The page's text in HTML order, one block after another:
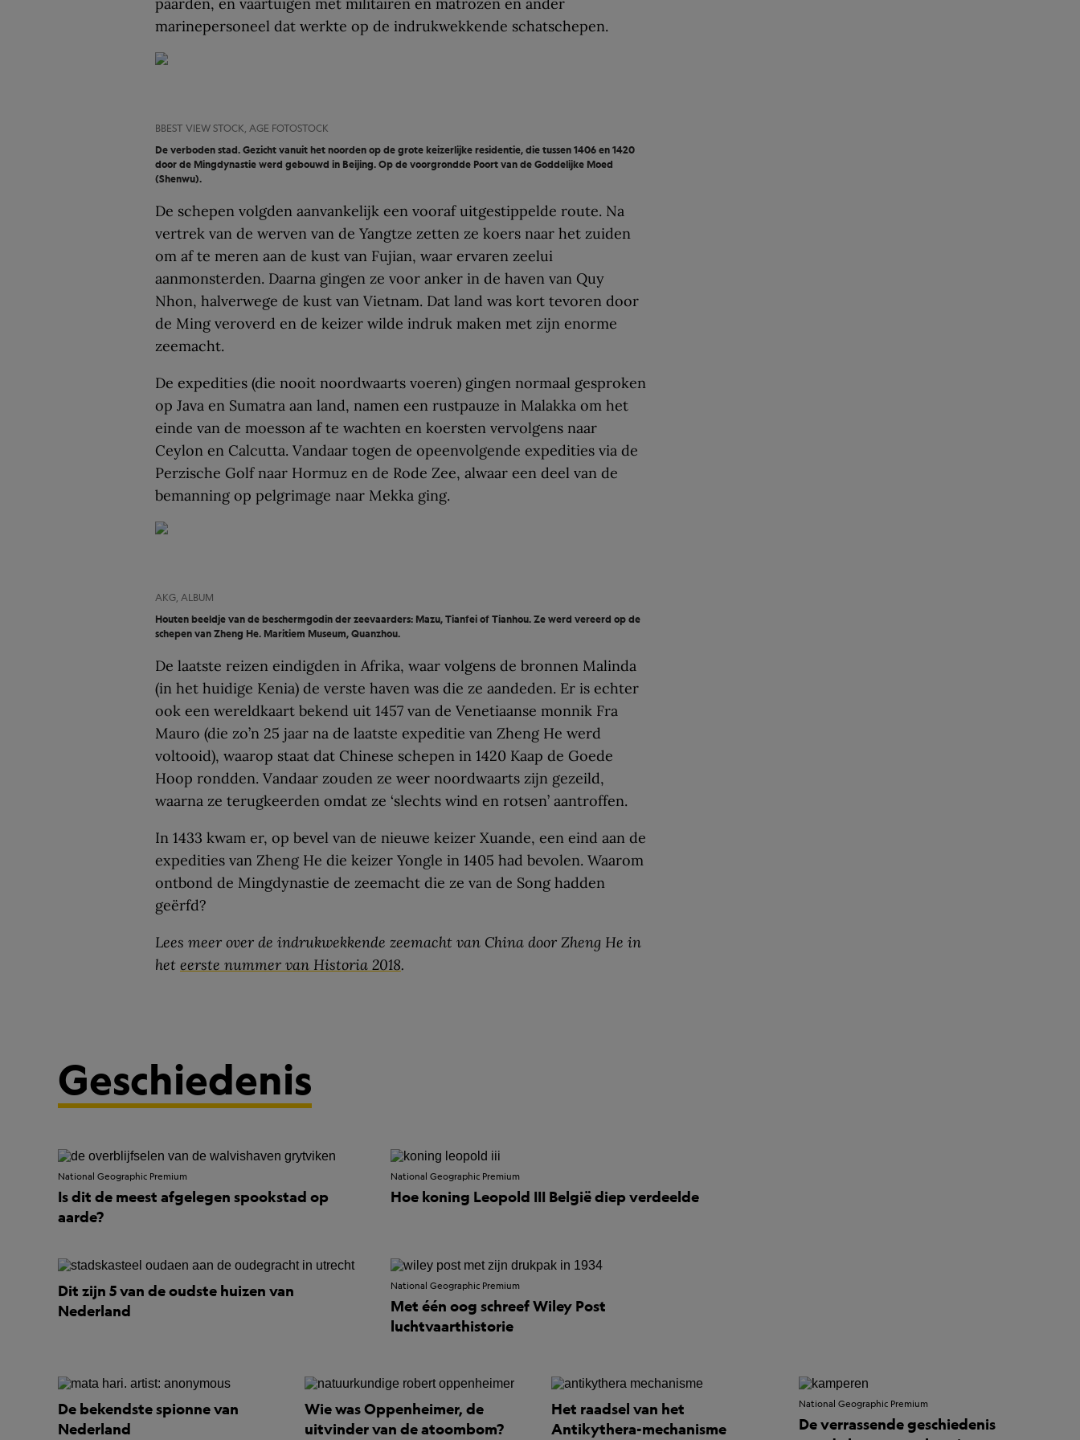
marinepersoneel dat werkte op de indrukwekkende schatschepen.
BBEST VIEW STOCK, AGE FOTOSTOCK
De verboden stad. Gezicht vanuit het noorden op de grote keizerlijke residentie, die tussen 1406 en 1420
door de Mingdynastie werd gebouwd in Beijing. Op de voorgrondde Poort van de Goddelijke Moed
(Shenwu).
De schepen volgden aanvankelijk een vooraf uitgestippelde route. Na
vertrek van de werven van de Yangtze zetten ze koers naar het zuiden
om af te meren aan de kust van Fujian, waar ervaren zeelui
aanmonsterden. Daarna gingen ze voor anker in de haven van Quy
Nhon, halverwege de kust van Vietnam. Dat land was kort tevoren door
de Ming veroverd en de keizer wilde indruk maken met zijn enorme
zeemacht.
De expedities (die nooit noordwaarts voeren) gingen normaal gesproken
op Java en Sumatra aan land, namen een rustpauze in Malakka om het
einde van de moesson af te wachten en koersten vervolgens naar
Ceylon en Calcutta. Vandaar togen de opeenvolgende expedities via de
Perzische Golf naar Hormuz en de Rode Zee, alwaar een deel van de
bemanning op pelgrimage naar Mekka ging.
AKG, ALBUM
Houten beeldje van de beschermgodin der zeevaarders: Mazu, Tianfei of Tianhou. Ze werd vereerd op de
schepen van Zheng He. Maritiem Museum, Quanzhou.
De laatste reizen eindigden in Afrika, waar volgens de bronnen Malinda
(in het huidige Kenia) de verste haven was die ze aandeden. Er is echter
ook een wereldkaart bekend uit 1457 van de Venetiaanse monnik Fra
Mauro (die zo’n 25 jaar na de laatste expeditie van Zheng He werd
voltooid), waarop staat dat Chinese schepen in 1420 Kaap de Goede
Hoop rondden. Vandaar zouden ze weer noordwaarts zijn gezeild,
waarna ze terugkeerden omdat ze ‘slechts wind en rotsen’ aantroffen.
In 1433 kwam er, op bevel van de nieuwe keizer Xuande, een eind aan de
expedities van Zheng He die keizer Yongle in 1405 had bevolen. Waarom
ontbond de Mingdynastie de zeemacht die ze van de Song hadden
geërfd?
Lees meer over de indrukwekkende zeemacht van China door Zheng He in
het eerste nummer van Historia 2018.
Geschiedenis
National Geographic Premium
Is dit de meest afgelegen spookstad op
aarde?
National Geographic Premium
Hoe koning Leopold III België diep verdeelde
Dit zijn 5 van de oudste huizen van
Nederland
National Geographic Premium
Met één oog schreef Wiley Post
luchtvaarthistorie
De bekendste spionne van
Nederland
Wie was Oppenheimer, de
uitvinder van de atoombom?
Het raadsel van het
Antikythera-mechanisme
National Geographic Premium
De verrassende geschiedenis